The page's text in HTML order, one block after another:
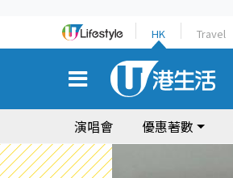
HK Travel
演唱會 優惠著數